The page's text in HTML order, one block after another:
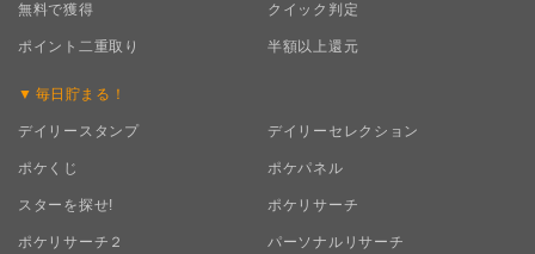
無料で獲得 クイック判定
ポイント二重取り 半額以上還元
毎日 貯まる！
デイリースタンプ デイリーセレクション
ポケくじ ポケパネル
スターを探せ! ポケリサーチ
ポケリサーチ２ パーソナルリサーチ